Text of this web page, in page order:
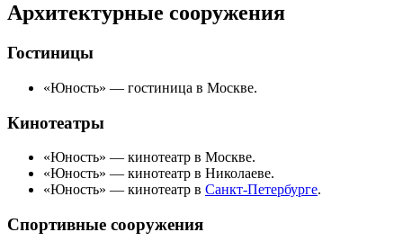
Архитектурные сооружения
Гостиницы
«Юность» — гостиница в Москве.
Кинотеатры
«Юность» — кинотеатр в Москве.
«Юность» — кинотеатр в Николаеве.
«Юность» — кинотеатр в Санкт-Петербурге.
Спортивные сооружения